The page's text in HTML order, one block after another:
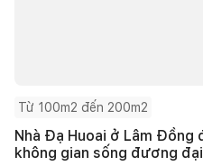
Từ 100m2 đến 200m2
Nhà Đạ Huoai ở Lâm Đồng
không gian sống đương đại